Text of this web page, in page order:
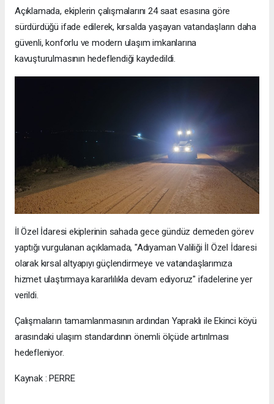
Açıklamada, ekiplerin çalışmalarını 24 saat esasına göre
sürdürdüğü ifade edilerek, kırsalda yaşayan vatandaşların daha
güvenli, konforlu ve modern ulaşım imkanlarına
kavuşturulmasının hedeflendiği kaydedildi.
İl Özel İdaresi ekiplerinin sahada gece gündüz demeden görev
yaptığı vurgulanan açıklamada, "Adıyaman Valiliği İl Özel İdaresi
olarak kırsal altyapıyı güçlendirmeye ve vatandaşlarımıza
hizmet ulaştırmaya kararlılıkla devam ediyoruz" ifadelerine yer
verildi.
Çalışmaların tamamlanmasının ardından Yapraklı ile Ekinci köyü
arasındaki ulaşım standardının önemli ölçüde artırılması
hedefleniyor.
Kaynak : PERRE